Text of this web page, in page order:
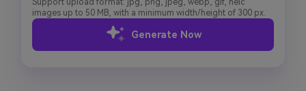
Support upload format: jpg, png, jpeg, webp, gif, heic
images up to 50 MB, with a minimum width/height of 300 px.
Generate Now